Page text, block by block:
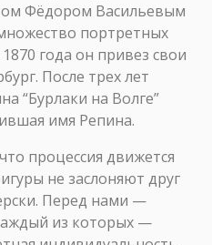
Фёдором Васильевым
портретных
года он привез свои
После трех лет
“Бурлаки на Волге”
имя Репина.
процессия движется
не заслоняют друг
Перед нами —
из которых —